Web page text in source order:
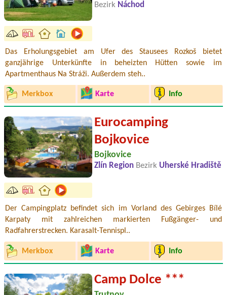
Bezirk Náchod
Das Erholungsgebiet am Ufer des Stausees Rozkoš bietet
ganzjährige Unterkünfte in beheizten Hütten sowie im
Apartmenthaus Na Stráži. Außerdem steh..
Merkbox Karte Info
Eurocamping
Bojkovice
Bojkovice
Zlín Region Bezirk Uherské Hradiště
Der Campingplatz befindet sich im Vorland des Gebirges Bílé
Karpaty mit zahlreichen markierten Fußgänger- und
Radfahrerstrecken. Karasalt-Tennispl..
Merkbox Karte Info
Camp Dolce ***